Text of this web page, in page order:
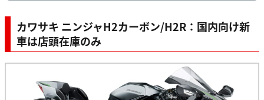
カワサキ ニンジャH2カーボン/H2R：国内向け新
車は店頭在庫のみ